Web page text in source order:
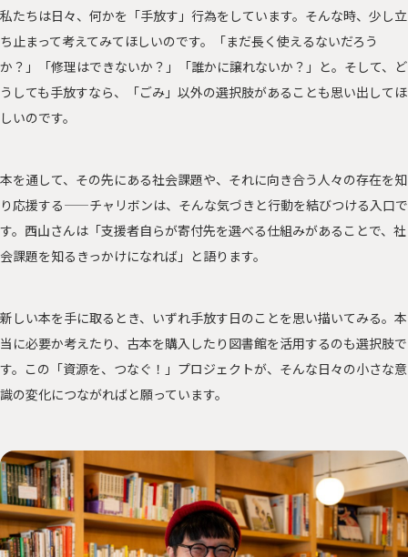
私たちは日々、何かを「手放す」行為をしています。そんな時、少し立
ち止まって考えてみてほしいのです。「まだ長く使えるないだろう
か？」「修理はできないか？」「誰かに譲れないか？」と。そして、ど
うしても手放すなら、「ごみ」以外の選択肢があることも思い出してほ
しいのです。
本を通して、その先にある社会課題や、それに向き合う人々の存在を知
り応援する——チャリボンは、そんな気づきと行動を結びつける入口で
す。西山さんは「支援者自らが寄付先を選べる仕組みがあることで、社
会課題を知るきっかけになれば」と語ります。
新しい本を手に取るとき、いずれ手放す日のことを思い描いてみる。本
当に必要か考えたり、古本を購入したり図書館を活用するのも選択肢で
す。この「資源を、つなぐ！」プロジェクトが、そんな日々の小さな意
識の変化につながればと願っています。